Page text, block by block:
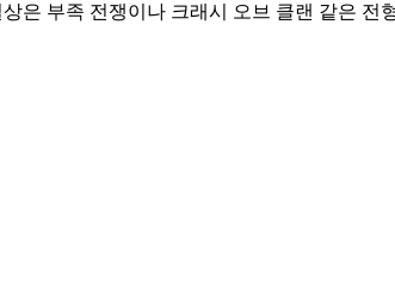
은 부족 전쟁이나 크래시 오브 클랜 같은